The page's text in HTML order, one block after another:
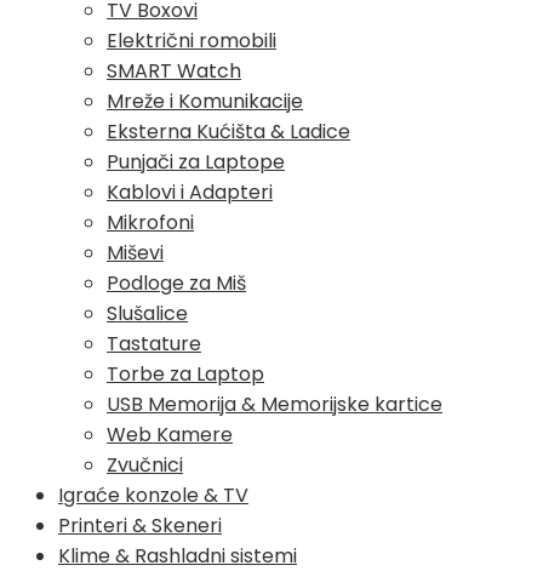
TV Boxovi
Električni romobili
SMART Watch
Mreže i Komunikacije
Eksterna Kućišta & Ladice
Punjači za Laptope
Kablovi i Adapteri
Mikrofoni
Miševi
Podloge za Miš
Slušalice
Tastature
Torbe za Laptop
USB Memorija & Memorijske kartice
Web Kamere
Zvučnici
Igraće konzole & TV
Printeri & Skeneri
Klime & Rashladni sistemi